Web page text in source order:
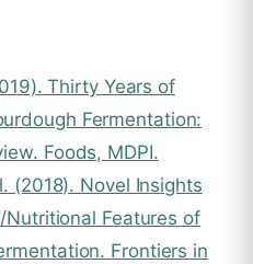
Thirty Years of
Fermentation:
Foods, MDPI.
(2018). Novel Insights
Nutritional Features of
Frontiers in